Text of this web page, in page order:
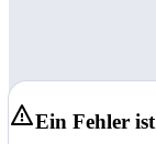
Ein Fehler